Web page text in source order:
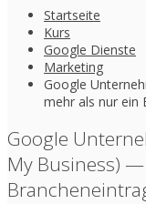
Startseite
Kurs
Google Dienste
Marketing
Google
mehr als nur ein
Google
My Business)